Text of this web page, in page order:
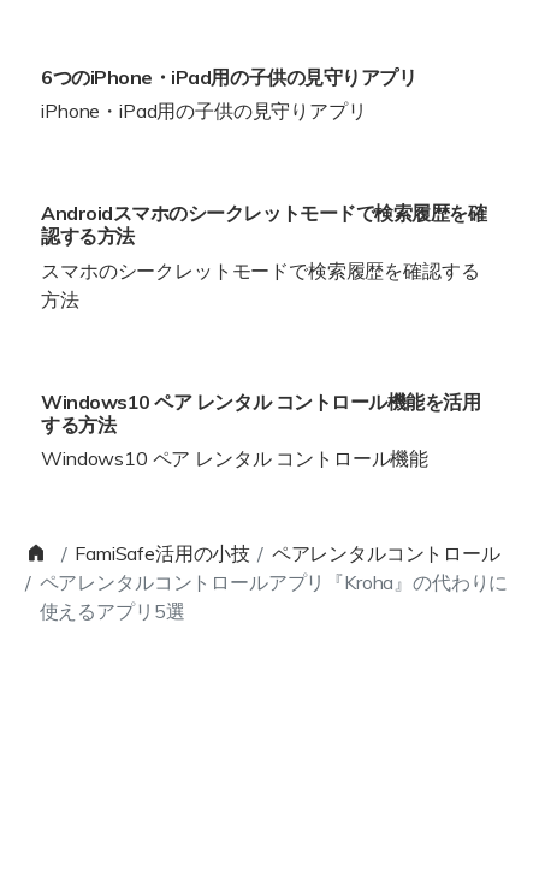
6つのiPhone・iPad用の子供の見守りアプリ
iPhone・iPad用の子供の見守りアプリ
Androidスマホのシークレットモードで検索履歴を確
認する方法
スマホのシークレットモードで検索履歴を確認する
方法
Windows10 ペア レンタル コントロール機能を活用
する方法
Windows10 ペア レンタル コントロール機能
FamiSafe活用の小技
ペアレンタルコントロール
ペアレンタルコントロールアプリ『Kroha』の代わりに
使えるアプリ5選